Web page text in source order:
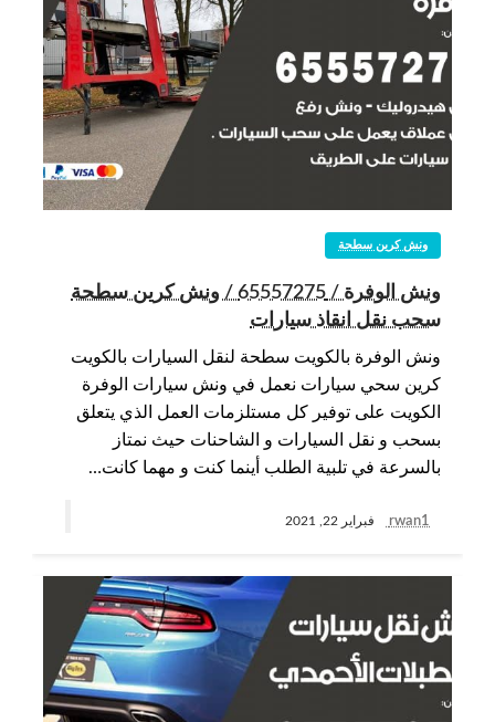
ونش كرين سطحة
ونش الوفرة / 65557275 / ونش كرين سطحة
سحب نقل انقاذ سيارات
ونش الوفرة بالكويت سطحة لنقل السيارات بالكويت
كرين سحي سيارات نعمل في ونش سيارات الوفرة
الكويت على توفير كل مستلزمات العمل الذي يتعلق
بسحب و نقل السيارات و الشاحنات حيث نمتاز
بالسرعة في تلبية الطلب أينما كنت و مهما كانت…
rwan1 فبراير 22, 2021